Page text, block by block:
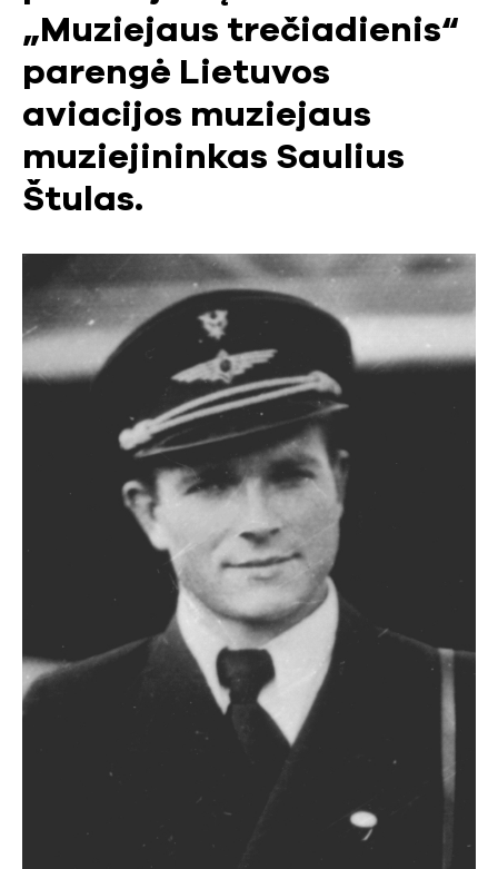
„Muziejaus trečiadienis“
parengė Lietuvos
aviacijos muziejaus
muziejininkas Saulius
Štulas.